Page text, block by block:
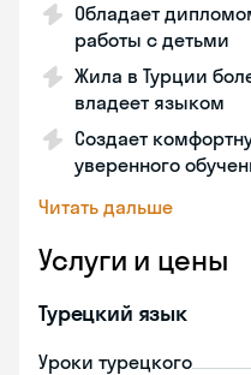
Обладает
работы с детьми
Жила в Турции
владеет языком
Создает
уверенного
Читать дальше
Услуги и цены
Турецкий язык
Уроки турецкого